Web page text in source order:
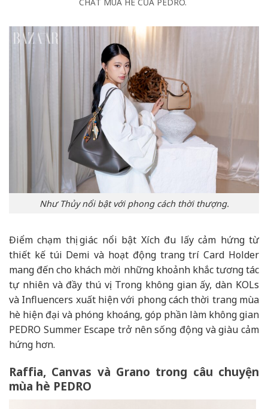
Như Thủy nổi bật với phong cách thời thượng.
Điểm chạm thị giác nổi bật Xích đu lấy cảm hứng từ
thiết kế túi Demi và hoạt động trang trí Card Holder
mang đến cho khách mời những khoảnh khắc tương tác
tự nhiên và đầy thú vị. Trong không gian ấy, dàn KOLs
và Influencers xuất hiện với phong cách thời trang mùa
hè hiện đại và phóng khoáng, góp phần làm không gian
PEDRO Summer Escape trở nên sống động và giàu cảm
hứng hơn.
Raffia, Canvas và Grano trong câu chuyện
mùa hè PEDRO